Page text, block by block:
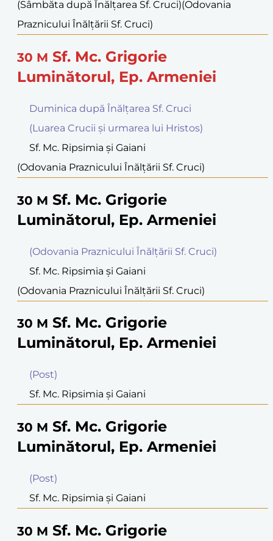
(Sâmbăta după Înălțarea Sf. Cruci)(Odovania
Praznicului Înălţării Sf. Cruci)
30 M Sf. Mc. Grigorie
Luminătorul, Ep. Armeniei
Duminica după Înălțarea Sf. Cruci
(Luarea Crucii și urmarea lui Hristos)
Sf. Mc. Ripsimia şi Gaiani
(Odovania Praznicului Înălţării Sf. Cruci)
30 M Sf. Mc. Grigorie
Luminătorul, Ep. Armeniei
(Odovania Praznicului Înălţării Sf. Cruci)
Sf. Mc. Ripsimia şi Gaiani
(Odovania Praznicului Înălţării Sf. Cruci)
30 M Sf. Mc. Grigorie
Luminătorul, Ep. Armeniei
(Post)
Sf. Mc. Ripsimia şi Gaiani
30 M Sf. Mc. Grigorie
Luminătorul, Ep. Armeniei
(Post)
Sf. Mc. Ripsimia şi Gaiani
30 M Sf. Mc. Grigorie